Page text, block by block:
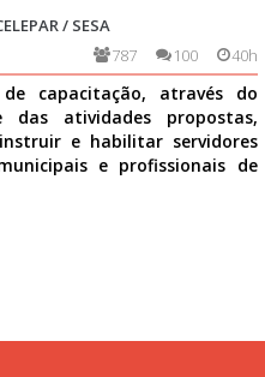
/ SESA
40h
100
787
de capacitação, através do
das atividades propostas,
e habilitar servidores
e profissionais de